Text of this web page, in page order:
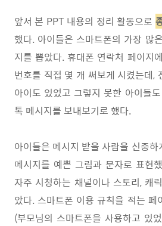
앞서 본 PPT 내용의 정리 활동으로
했다. 아이들은 스마트폰의 가장 많
지를 뽑았다.휴대폰 연락처 페이지
번호를 직접 몇 개 써보게 시켰는데,
아이도 있었고 그렇지 못한 아이들
톡 메시지를 보내보기로 했다.
아이들은 메시지 받을 사람을 신중하
메시지를 예쁜 그림과 문자로 표현
자주 시청하는 채널이나 스토리, 캐
았다.스마트폰 이용 규칙을 적는 페
(부모님의 스마트폰을 사용하고 있